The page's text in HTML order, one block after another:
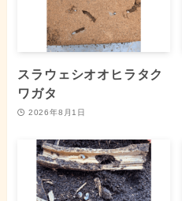
スラウェシオオヒラタク
ワガタ
2026年8月1日